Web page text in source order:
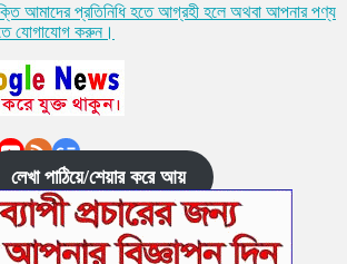
আমাদের প্রতিনিধি হতে আগ্রহী হলে অথবা আপনার পণ্য
যোগাযোগ করুন।
লেখা পাঠিয়ে/শেয়ার করে আয়